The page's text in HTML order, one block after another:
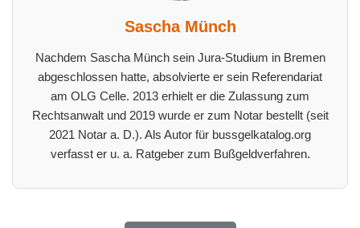
Sascha Münch
Nachdem Sascha Münch sein Jura-Studium in Bremen
abgeschlossen hatte, absolvierte er sein Referendariat
am OLG Celle. 2013 erhielt er die Zulassung zum
Rechtsanwalt und 2019 wurde er zum Notar bestellt (seit
2021 Notar a. D.). Als Autor für bussgelkatalog.org
verfasst er u. a. Ratgeber zum Bußgeldverfahren.